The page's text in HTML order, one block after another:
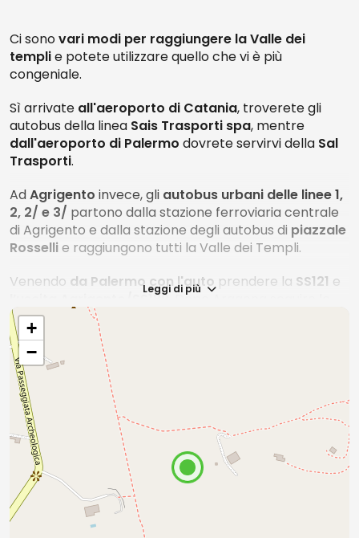
Ci sonovari modi per raggiungere la Valle dei
templie potete utilizzare quello che vi è più
congeniale.
Sì arrivate all'aeroporto di Catania, troverete gli
autobus della linea Sais Trasporti spa, mentre
dall'aeroporto di Palermo dovrete servirvi della Sal
Trasporti.
AdAgrigento invece, gli autobus urbani delle linee 1,
2, 2/ e 3/ partono dalla stazione ferroviaria centrale
di Agrigento e dalla stazione degli autobus di piazzale
Rossellie raggiungono tutti la Valle dei Templi.
Venendo da Palermo con l'auto prendere la SS121 e
Agrigento/SS189 . Dopo Aragona seguire le
indicazioni per il centro di Agrigento o quelle per
Caltanissetta , Canicattì e immettersi sulla 640
(Caltanissetta- Porto Empedocle) in
Empedocle
. Giunti alla rotatoria Giunone, sotto il
Tempio di Giunone, imboccare il viale alberato fino ad
arrivare al
parcheggio Sant’Anna
o nei pressi del
Tempio di Giunone.
Sempre partendoda Palermo, se preferite
prendere il treno
, dalla stazione centrale partono 13
treni al giorno dal lunedì al venerdì, 10 il sabato, 6 la
domenica. Per arrivare alla Valle dei Templi
di percorrenza è di due ore circa
Leggi di più
+
−